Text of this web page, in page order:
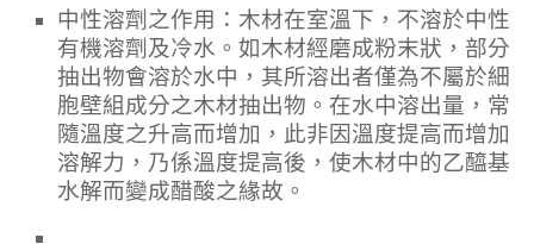
中性溶劑之作用：木材在室溫下，不溶於中性
有機溶劑及冷水。如木材經磨成粉末狀，部分
抽出物會溶於水中，其所溶出者僅為不屬於細
胞壁組成分之木材抽出物。在水中溶出量，常
隨溫度之升高而增加，此非因溫度提高而增加
溶解力，乃係溫度提高後，使木材中的乙醯基
水解而變成醋酸之緣故。